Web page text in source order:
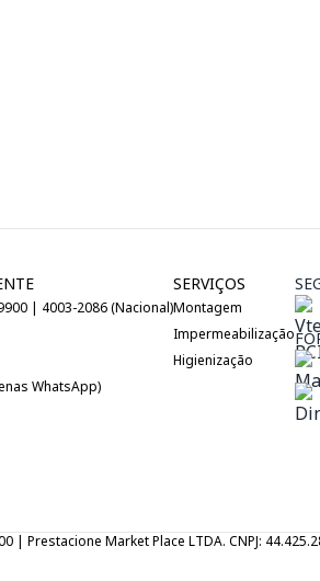
| 4003-2086 (Nacional)
WhatsApp)
SERVIÇOS
Montagem
Impermeabilização
Higienização
| Prestacione Market Place LTDA. CNPJ: